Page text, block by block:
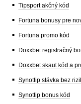
Tipsport akčný kód
Fortuna bonusy pre
Fortuna promo kód
Doxxbet registračný
Doxxbet skaut kód a
Synottip stávka bez
Synottip bonus kód